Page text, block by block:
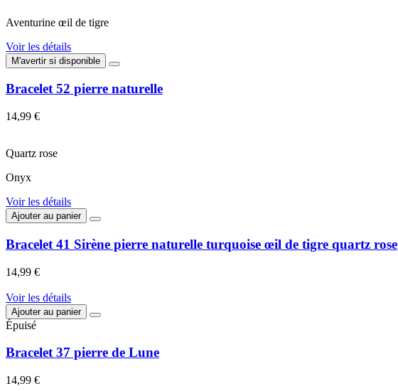
Aventurine œil de tigre
Voir les détails
M'avertir si disponible
Bracelet 52 pierre naturelle
14,99 €
Quartz rose
Onyx
Voir les détails
Ajouter au panier
Bracelet 41 Sirène pierre naturelle turquoise œil de tigre quartz rose
14,99 €
Voir les détails
Ajouter au panier
Épuisé
Bracelet 37 pierre de Lune
14,99 €